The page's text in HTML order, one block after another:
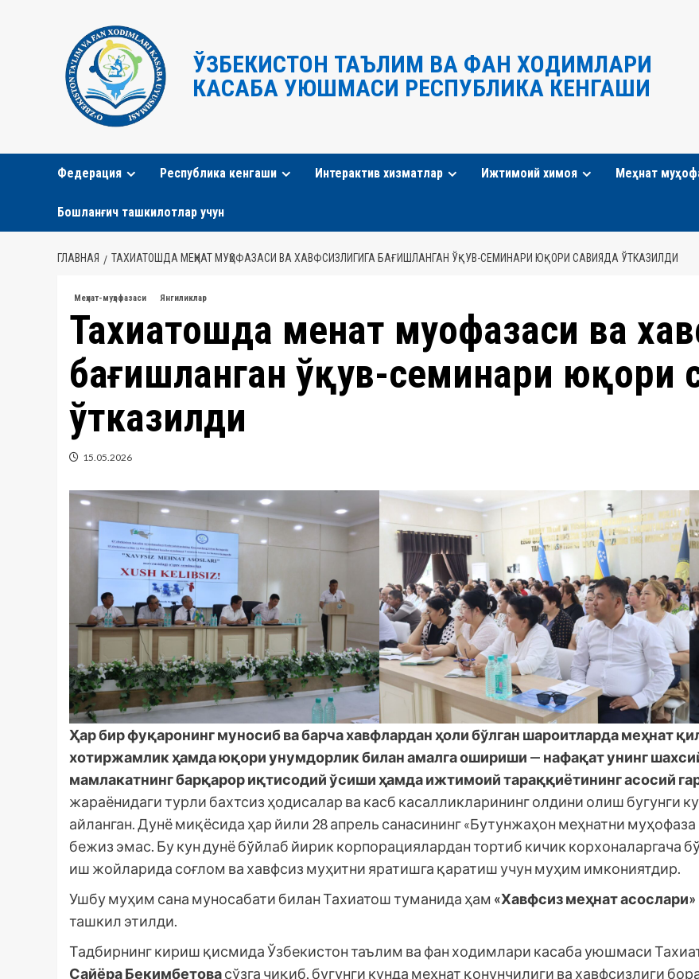
содержимому
ЎЗБЕКИСТОН ТАЪЛИМ ВА ФАН ХОДИМЛАРИ
КАСАБА УЮШМАСИ РЕСПУБЛИКА КЕНГАШИ
Федерация Республика кенгаши Интерактив хизматлар Ижтимоий химоя Меҳнат
Бошланғич ташкилотлар учун
ГЛАВНАЯ ТАХИАТОШДА МЕҲНАТ МУҲОФАЗАСИ ВА ХАВФСИЗЛИГИГА БАҒИШЛАНГАН ЎҚУВ-СЕМИНАРИ ЮҚОРИ САВИЯДА ЎТКАЗИЛДИ
Меҳнат-муҳофазаси Янгиликлар
Тахиатошда меҳнат муҳофазаси ва
бағишланган ўқув-семинари юқори
ўтказилди
15.05.2026
Ҳар бир фуқаронинг муносиб ва барча хавфлардан ҳоли бўлган шароитларда меҳнат
хотиржамлик ҳамда юқори унумдорлик билан амалга ошириши — нафақат унинг
мамлакатнинг барқарор иқтисодий ўсиши ҳамда ижтимоий тараққиётининг асосий
жараёнидаги турли бахтсиз ҳодисалар ва касб касалликларининг олдини олиш бугунги
айланган. Дунё миқёсида ҳар йили 28 апрель санасининг «Бутунжаҳон меҳнатни
бежиз эмас. Бу кун дунё бўйлаб йирик корпорациялардан тортиб кичик корхоналаргача
иш жойларида соғлом ва хавфсиз муҳитни яратишга қаратиш учун муҳим имкониятдир.
Ушбу муҳим сана муносабати билан Тахиатош туманида ҳам «Хавфсиз меҳнат асослари»
ташкил этилди.
Тадбирнинг кириш қисмида Ўзбекистон таълим ва фан ходимлари касаба уюшмаси
Сайёра Бекимбетовасўзга чиқиб, бугунги кунда меҳнат қонунчилиги ва хавфсизлиги